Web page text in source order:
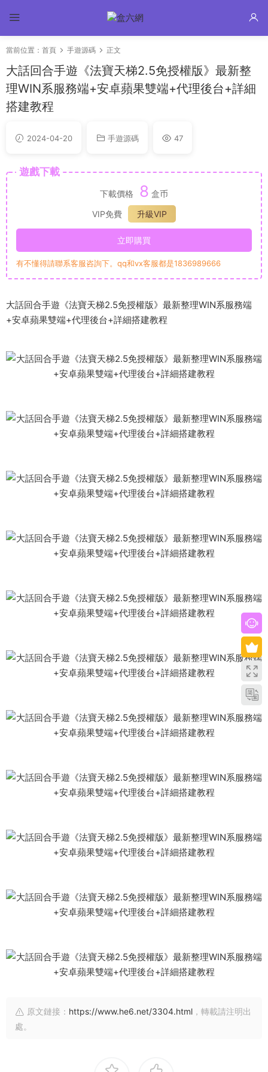
當前位置： 首頁 手遊源碼 正文
大話回合手遊《法寶天梯2.5免授權版》最新整
理WIN系服務端+安卓蘋果雙端+代理後台+詳細
搭建教程
2024-04-20 手遊源碼 47
遊戲下載
下載價格 8 盒币
VIP免費
升級VIP
立即購買
有不懂得請聯系客服咨詢下。qq和vx客服都是1836989666
大話回合手遊《法寶天梯2.5免授權版》最新整理WIN系服務端
+安卓蘋果雙端+代理後台+詳細搭建教程
原文鏈接： https://www.he6.net/3304.html ，轉載請注明出
處。